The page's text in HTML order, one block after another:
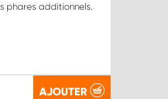
phares additionnels.
AJOUTER